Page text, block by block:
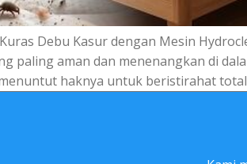
Debu Kasur dengan Mesin
paling aman dan menenangkan di
haknya untuk beristirahat